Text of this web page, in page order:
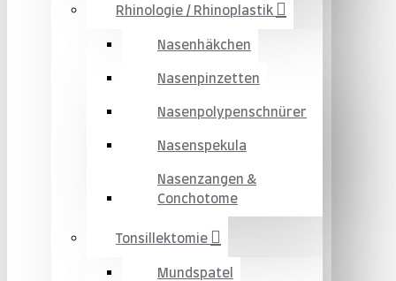
Rhinologie / Rhinoplastik
Nasenhäkchen
Nasenpinzetten
Nasenpolypenschnürer
Nasenspekula
Nasenzangen &
Conchotome
Tonsillektomie
Mundspatel